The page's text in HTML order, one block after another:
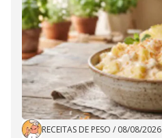
RECEITAS DE PESO / 08/08/2026